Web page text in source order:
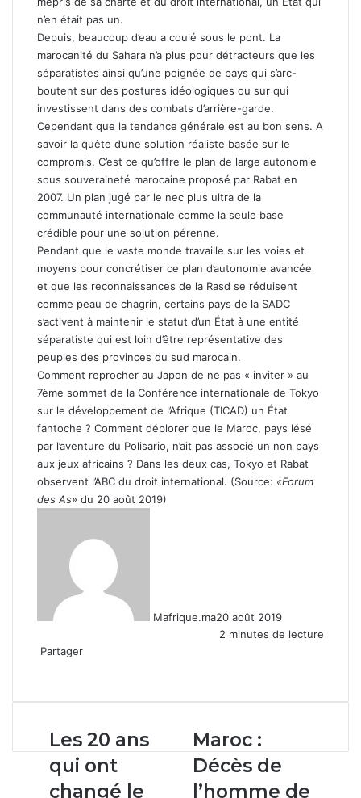
n’en était pas un.
Depuis, beaucoup d’eau a coulé sous le pont. La
marocanité du Sahara n’a plus pour détracteurs que les
séparatistes ainsi qu’une poignée de pays qui s’arc-
boutent sur des postures idéologiques ou sur qui
investissent dans des combats d’arrière-garde.
Cependant que la tendance générale est au bon sens. A
savoir la quête d’une solution réaliste basée sur le
compromis. C’est ce qu’offre le plan de large autonomie
sous souveraineté marocaine proposé par Rabat en
2007. Un plan jugé par le nec plus ultra de la
communauté internationale comme la seule base
crédible pour une solution pérenne.
Pendant que le vaste monde travaille sur les voies et
moyens pour concrétiser ce plan d’autonomie avancée
et que les reconnaissances de la Rasd se réduisent
comme peau de chagrin, certains pays de la SADC
s’activent à maintenir le statut d’un État à une entité
séparatiste qui est loin d’être représentative des
peuples des provinces du sud marocain.
Comment reprocher au Japon de ne pas « inviter » au
7ème sommet de la Conférence internationale de Tokyo
sur le développement de l’Afrique (TICAD) un État
fantoche ? Comment déplorer que le Maroc, pays lésé
par l’aventure du Polisario, n’ait pas associé un non pays
aux jeux africains ? Dans les deux cas, Tokyo et Rabat
observent l’ABC du droit international. (Source: «Forum
des As» du 20 août 2019)
Mafrique.ma20 août 2019
2 minutes de lecture
Partager
email
Les
20
ans
qui
Les 20 ans
qui ont
changé le
Maroc
:
Décès
de
Maroc :
Décès de
l’homme de